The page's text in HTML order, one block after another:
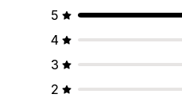
5
4
3
2